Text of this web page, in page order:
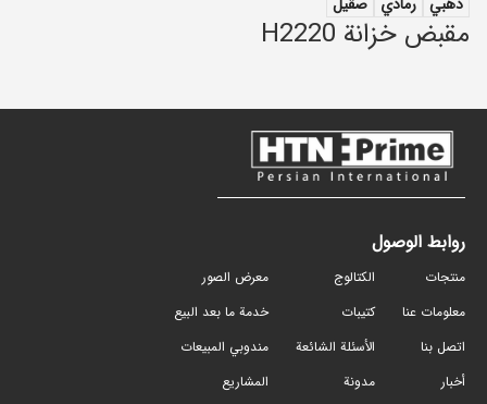
مقبض خزانة H2220
روابط الوصول
منتجات
معلومات عنا
اتصل بنا
أخبار
الكتالوج
كتيبات
الأسئلة الشائعة
مدونة
معرض الصور
خدمة ما بعد البيع
مندوبي المبيعات
المشاريع